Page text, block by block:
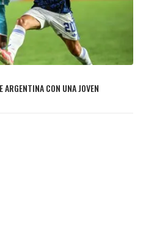
ARGENTINA CON UNA JOVEN